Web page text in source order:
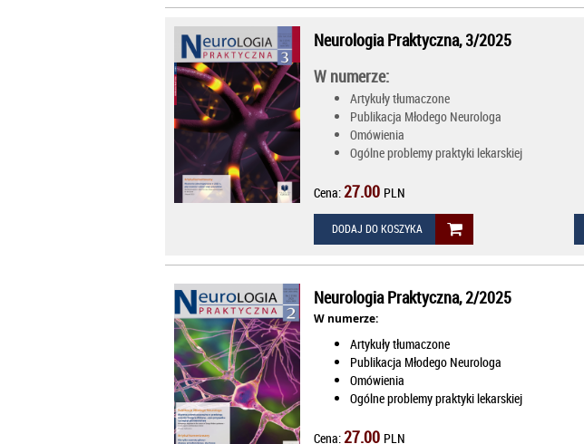
Neurologia Praktyczna, 3/2025
W numerze:
Artykuły tłumaczone
Publikacja Młodego Neurologa
Omówienia
Ogólne problemy praktyki lekarskiej
Cena:27.00 PLN
DODAJ DO KOSZYKA
Neurologia Praktyczna, 2/2025
W numerze:
Artykuły tłumaczone
Publikacja Młodego Neurologa
Omówienia
Ogólne problemy praktyki lekarskiej
Cena: 27.00 PLN